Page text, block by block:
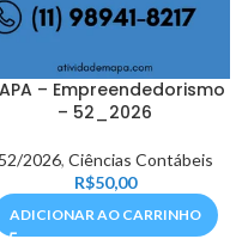
– Empreendedorismo
– 52_2026
52/2026, Ciências Contábeis
R$50,00
ADICIONAR AO CARRINHO